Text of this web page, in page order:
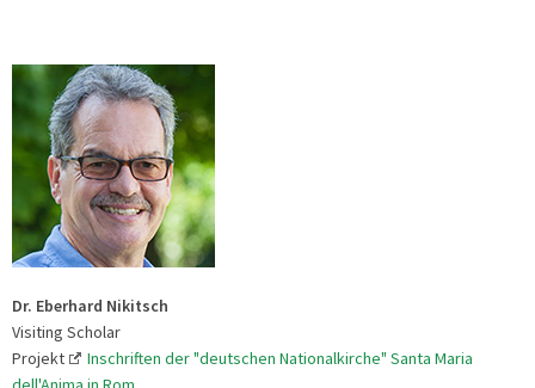
Dr. Eberhard Nikitsch
Visiting Scholar
Projekt
Inschriften der "deutschen Nationalkirche" Santa Maria